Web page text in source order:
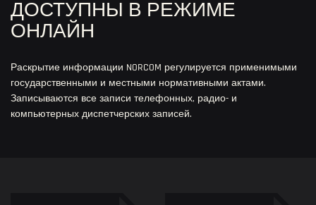
ДОСТУПНЫ В РЕЖИМЕ
ОНЛАЙН
Раскрытие информации NORCOM регулируется применимыми
государственными и местными нормативными актами.
Записываются все записи телефонных, радио- и
компьютерных диспетчерских записей.